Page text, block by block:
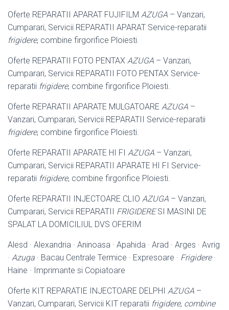
Oferte REPARATII APARAT FUJIFILM AZUGA – Vanzari,
Cumparari, Servicii REPARATII APARAT Service-reparatii
frigidere, combine firgorifice Ploiesti.
Oferte REPARATII FOTO PENTAX AZUGA – Vanzari,
Cumparari, Servicii REPARATII FOTO PENTAX Service-
reparatii frigidere, combine firgorifice Ploiesti.
Oferte REPARATII APARATE MULGATOARE AZUGA –
Vanzari, Cumparari, Servicii REPARATII Service-reparatii
frigidere, combine firgorifice Ploiesti.
Oferte REPARATII APARATE HI FI AZUGA – Vanzari,
Cumparari, Servicii REPARATII APARATE HI FI Service-
reparatii frigidere, combine firgorifice Ploiesti.
Oferte REPARATII INJECTOARE CLIO AZUGA – Vanzari,
Cumparari, Servicii REPARATII FRIGIDERESI MASINI DE
SPALAT LA DOMICILIUL DVS OFERIM
Alesd · Alexandria · Aninoasa · Apahida · Arad · Arges · Avrig
· Azuga · Bacau Centrale Termice · Expresoare · Frigidere·
Haine · Imprimante si Copiatoare
Oferte KIT REPARATIE INJECTOARE DELPHI AZUGA –
Vanzari, Cumparari, Servicii KIT reparatii frigidere, combine